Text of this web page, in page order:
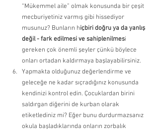
“Mükemmel aile” olmak konusunda bir çeşit
mecburiyetiniz varmış gibi hissediyor
musunuz? Bunların hiçbiri doğru ya da yanlış
değil - fark edilmesi ve sahiplenilmesi
gereken çok önemli şeyler çünkü böylece
onları ortadan kaldırmaya başlayabilirsiniz.
Yapmakta olduğunuz değerlendirme ve
geleceğe ne kadar sıçradığınız konusunda
kendinizi kontrol edin. Çocuklardan birini
saldırgan diğerini de kurban olarak
etiketlediniz mi? Eğer bunu durdurmazsanız
okula başladıklarında onların zorbalık